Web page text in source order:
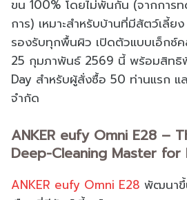
ขน 100% โดยไม่พันกัน (จากการ
การ) เหมาะสำหรับบ้านที่มีสัตว์เลี้ย
รองรับทุกพื้นผิว เปิดตัวแบบเอ็กซ์
25 กุมภาพันธ์ 2569 นี้ พร้อมสิทธิ
Day สำหรับผู้สั่งซื้อ 50 ท่านแรก
จำกัด
ANKER eufy Omni E28 –
Deep-Cleaning Master for
ANKER eufy Omni E28 พัฒนาขึ้